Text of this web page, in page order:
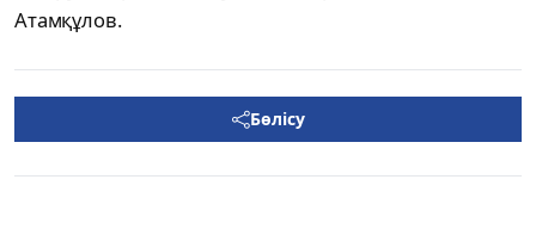
Атамқұлов.
Бөлісу